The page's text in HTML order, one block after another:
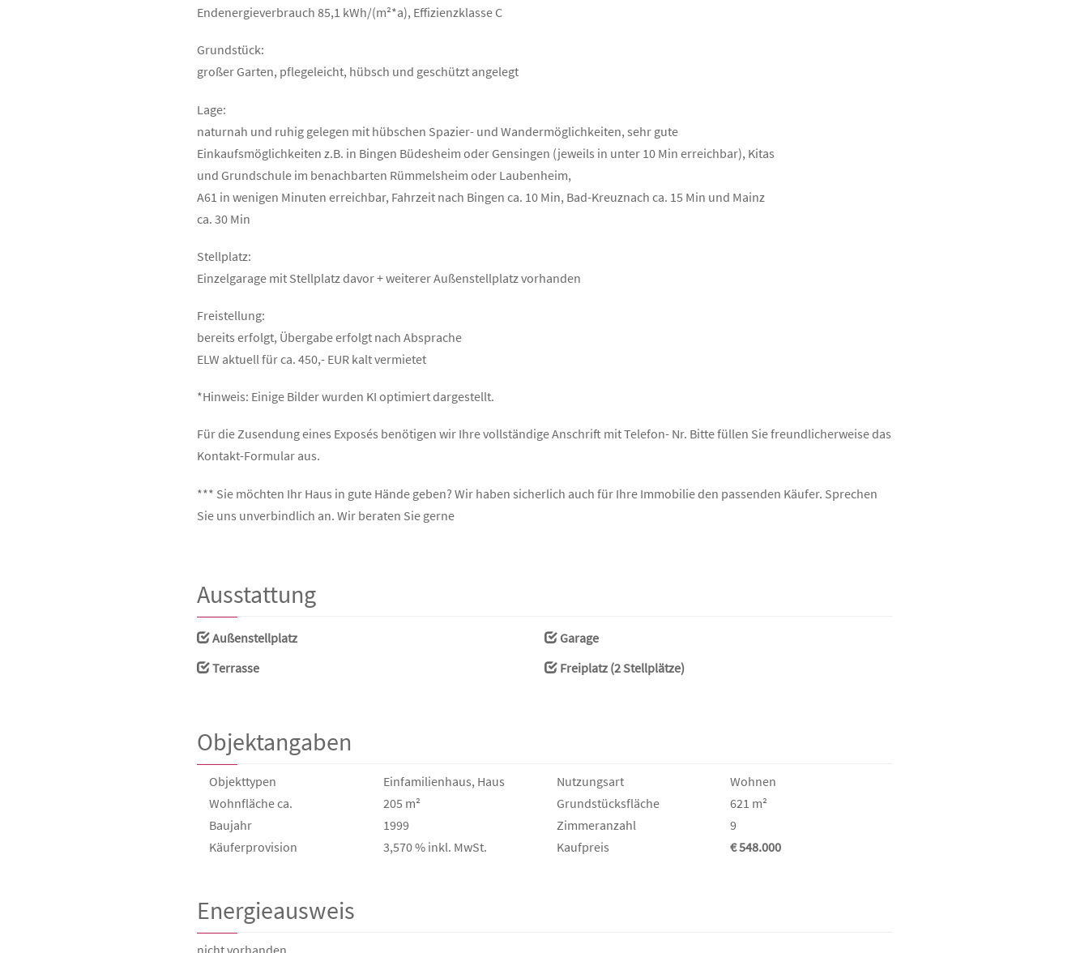
Endenergieverbrauch 85,1 kWh/(m²*a), Effizienzklasse C
Grundstück:
großer Garten, pflegeleicht, hübsch und geschützt angelegt
Lage:
naturnah und ruhig gelegen mit hübschen Spazier- und Wandermöglichkeiten, sehr gute
Einkaufsmöglichkeiten z.B. in Bingen Büdesheim oder Gensingen (jeweils in unter 10 Min erreichbar), Kitas
und Grundschule im benachbarten Rümmelsheim oder Laubenheim,
A61 in wenigen Minuten erreichbar, Fahrzeit nach Bingen ca. 10 Min, Bad-Kreuznach ca. 15 Min und Mainz
ca. 30 Min
Stellplatz:
Einzelgarage mit Stellplatz davor + weiterer Außenstellplatz vorhanden
Freistellung:
bereits erfolgt, Übergabe erfolgt nach Absprache
ELW aktuell für ca. 450,- EUR kalt vermietet
*Hinweis: Einige Bilder wurden KI optimiert dargestellt.
Für die Zusendung eines Exposés benötigen wir Ihre vollständige Anschrift mit Telefon- Nr. Bitte füllen Sie freundlicherweise das
Kontakt-Formular aus.
*** Sie möchten Ihr Haus in gute Hände geben? Wir haben sicherlich auch für Ihre Immobilie den passenden Käufer. Sprechen
Sie uns unverbindlich an. Wir beraten Sie gerne
Ausstattung
Außenstellplatz
Garage
Terrasse
Freiplatz (2 Stellplätze)
Objektangaben
Objekttypen Einfamilienhaus, Haus Nutzungsart
Wohnen
Wohnfläche ca.
205 m² Grund­stücks­fläche
621 m²
Baujahr
1999 Zimmeranzahl
9
Käufer­provision
3,570 % inkl. MwSt. Kaufpreis € 548.000
Energieausweis
nicht vorhanden